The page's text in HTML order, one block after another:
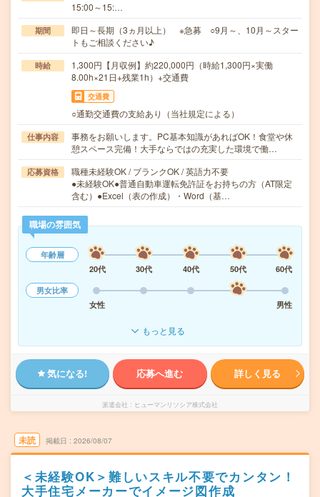
15:00～15:…
期間
即日～長期（3ヵ月以上） ※急募 ○9月～、10月～スター
トもご相談ください♪
時給
1,300円【月収例】約220,000円（時給1,300円×実働
8.00h×21日+残業1h）+交通費
交通費
○通勤交通費の支給あり（当社規定による）
仕事内容
事務をお願いします。PC基本知識があればOK！食堂や休
憩スペース完備！大手ならではの充実した環境で働…
応募資格
職種未経験OK / ブランクOK / 英語力不要
●未経験OK●普通自動車運転免許証をお持ちの方（AT限定
含む）●Excel（表の作成）・Word（基…
職場の雰囲気
年齢層
20代
30代 40代 50代
60代
男女比率
女性
男性
もっと見る
気になる! 応募へ進む 詳しく見る
派遣会社 ヒューマンリソシア株式会社
未読 掲載日 2026/08/07
＜未経験OK＞難しいスキル不要でカンタン！
大手住宅メーカーでイメージ図作成